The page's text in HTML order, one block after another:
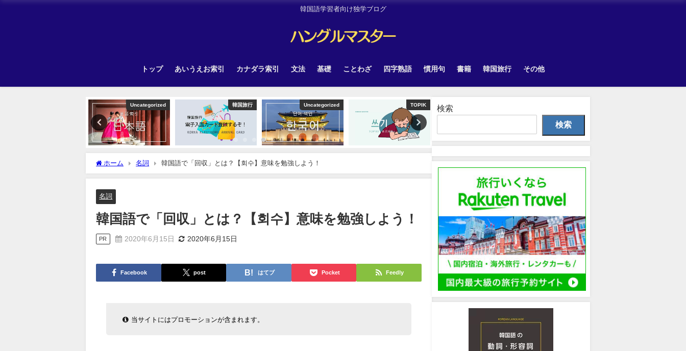
韓国語学習者向け独学ブログ
トップ あいうえお索引 カナダラ索引 文法 基礎 ことわざ 四字熟語 慣用句 書籍 韓国旅行 その他
Uncategorized 韓国旅行 Uncategorized TOPIK
ホーム 名詞 韓国語で「回収」とは？【회수】意味を勉強しよう！
名詞
韓国語で「回収」とは？【회수】意味を勉強しよう！
PR 2020年6月15日 2020年6月15日
Facebook post はてブ Pocket Feedly
当サイトにはプロモーションが含まれます。
検索
検索